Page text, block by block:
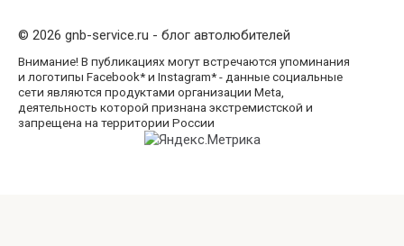
© 2026 gnb-service.ru - блог автолюбителей
Внимание! В публикациях могут встречаются упоминания
и логотипы Facebook* и Instagram* - данные социальные
сети являются продуктами организации Meta,
деятельность которой признана экстремистской и
запрещена на территории России